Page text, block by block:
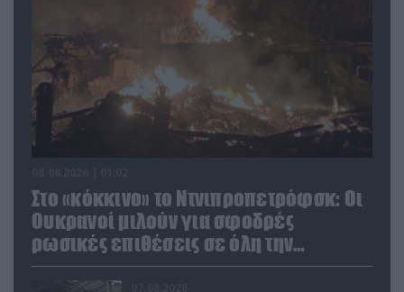
Στο «κόκκινο» το Ντνιπροπετρόφσκ: Οι
Ουκρανοί μιλούν για σφοδρές
ρωσικές επιθέσεις σε όλη την
επικράτεια